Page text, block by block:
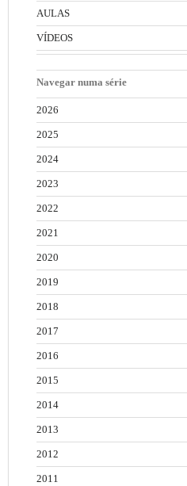
AULAS
VÍDEOS
Navegar numa série
2026
2025
2024
2023
2022
2021
2020
2019
2018
2017
2016
2015
2014
2013
2012
2011